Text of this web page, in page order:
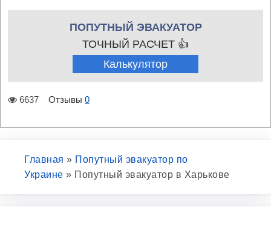
ПОПУТНЫЙ ЭВАКУАТОР
ТОЧНЫЙ РАСЧЕТ 👍
Калькулятор
6637 Отзывы 0
Главная » Попутный эвакуатор по
Украине » Попутный эвакуатор в Харькове